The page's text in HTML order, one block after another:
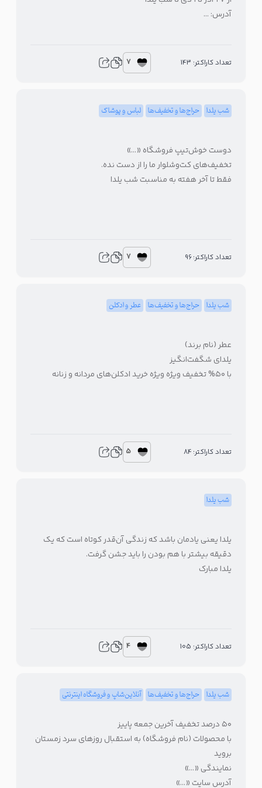
آدرس: …
تعداد کاراکتر: 143 7
شب یلدا حراج‌ها و تخفیف‌ها لباس و پوشاک
دوست خوش‌تیپ فروشگاه «…»
تخفیف‌های کت‌وشلوار ما را از دست نده.
فقط تا آخر هفته به مناسبت شب یلدا
تعداد کاراکتر: 96 7
شب یلدا حراج‌ها و تخفیف‌ها عطر و ادکلن
عطر (نام برند)
یلدای شگفت‌انگیز
با ۵۰% تخفیف ویژه ویژه خرید ادکلن‌های مردانه و زنانه
تعداد کاراکتر: 84 5
شب یلدا
یلدا یعنی یادمان باشد که زندگی آن‌قدر کوتاه است که یک
دقیقه بیشتر با هم بودن را باید جشن گرفت.
یلدا مبارک
تعداد کاراکتر: 105 4
شب یلدا حراج‌ها و تخفیف‌ها آنلاین‌شاپ و فروشگاه اینترنتی
۵۰ درصد تخفیف آخرین جمعه پاییز
با محصولات (نام فروشگاه) به استقبال روزهای سرد زمستان
بروید
نمایندگی «…»
آدرس سایت «…»